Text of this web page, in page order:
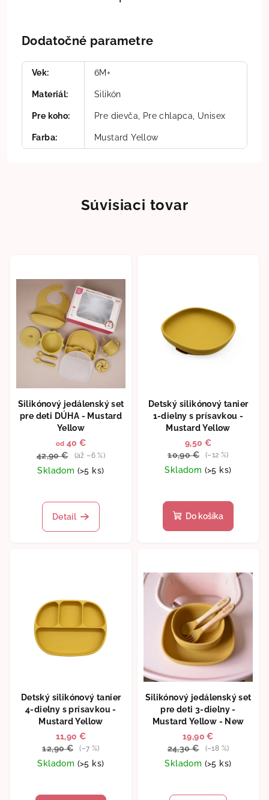
Dodatočné parametre
Vek: 6M+
Materiál: Silikón
Pre koho: Pre dievča, Pre chlapca, Unisex
Farba: Mustard Yellow
Súvisiaci tovar
Silikónový jedálenský set
pre deti DÚHA - Mustard
Yellow
od 40 €
42,90 €
(až –6 %)
Skladom (>5 ks)
Detail
Detský silikónový tanier
1-dielny s prísavkou -
Mustard Yellow
9,50 €
10,90 €
(–12 %)
Skladom (>5 ks)
Do košíka
Detský silikónový tanier
4-dielny s prísavkou -
Mustard Yellow
11,90 €
12,90 €
(–7 %)
Skladom (>5 ks)
Silikónový jedálenský set
pre deti 3-dielny -
Mustard Yellow - New
19,90 €
24,30 €
(–18 %)
Skladom (>5 ks)
hodnotenie